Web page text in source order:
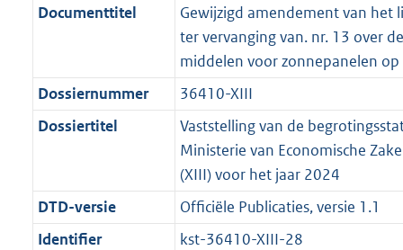
f
a
a
n
m
a
i
r
m
t
b
e
o
r
a
K
o
o
t
t
e
:
3
K
b
r
o
o
t
t
e
:
2
K
b
Documenttitel
Gewijzigd amendement van het
ter vervanging van. nr. 13 over
middelen voor zonnepanelen op
Dossiernummer
36410-XIII
Dossiertitel
Vaststelling van de
Ministerie van Economische
(XIII) voor het jaar 2024
DTD-versie
Officiële Publicaties, versie 1.1
Identifier
kst-36410-XIII-28